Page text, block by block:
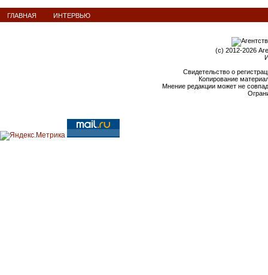
ГЛАВНАЯ ИНТЕРВЬЮ
(c) 2012-2026
Свидетельство о
Копирование
Мнение редакции может не